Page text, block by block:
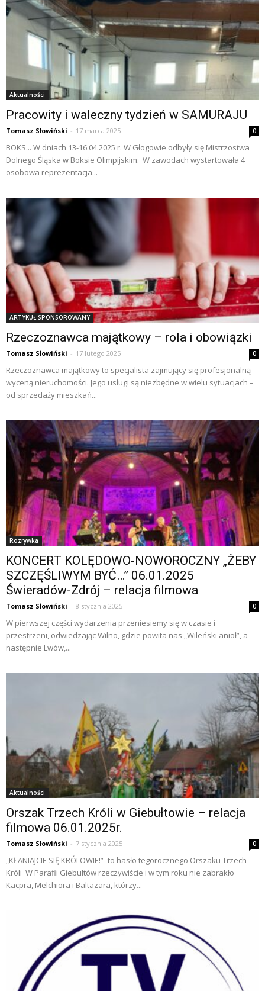
Aktualności
Pracowity i waleczny tydzień w SAMURAJU
Tomasz Słowiński - 17 marca 2025 0
BOKS... W dniach 13-16.04.2025 r. W Głogowie odbyły się Mistrzostwa
Dolnego Śląska w Boksie Olimpijskim. W zawodach wystartowała 4
osobowa reprezentacja...
ARTYKUŁ SPONSOROWANY
Rzeczoznawca majątkowy – rola i obowiązki
Tomasz Słowiński - 17 lutego 2025 0
Rzeczoznawca majątkowy to specjalista zajmujący się profesjonalną
wyceną nieruchomości. Jego usługi są niezbędne w wielu sytuacjach –
od sprzedaży mieszkań...
Rozrywka
KONCERT KOLĘDOWO-NOWOROCZNY „ŻEBY
SZCZĘŚLIWYM BYĆ…” 06.01.2025
Świeradów-Zdrój – relacja filmowa
Tomasz Słowiński - 8 stycznia 2025 0
W pierwszej części wydarzenia przeniesiemy się w czasie i
przestrzeni, odwiedzając Wilno, gdzie powita nas „Wileński anioł”, a
następnie Lwów,...
Aktualności
Orszak Trzech Króli w Giebułtowie – relacja
filmowa 06.01.2025r.
Tomasz Słowiński - 7 stycznia 2025 0
„KŁANIAJCIE SIĘ KRÓLOWIE!”- to hasło tegorocznego Orszaku Trzech
Króli W Parafii Giebułtów rzeczywiście i w tym roku nie zabrakło
Kacpra, Melchiora i Baltazara, którzy...